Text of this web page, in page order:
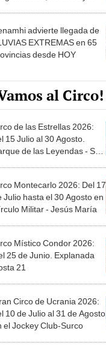
advierte llegada de
EXTREMAS en 65
desde HOY
al Circo!
de las Estrellas 2026:
15 Julio al 30 Agosto.
de las Leyendas - San
Montecarlo 2026: Del 17
Julio hasta el 30 Agosto en
Militar - Jesús María
Místico Condor 2026:
25 de Junio. Explanada
21
Circo de Ucrania 2026:
10 de Julio al 31 de Agosto
el Jockey Club-Surco